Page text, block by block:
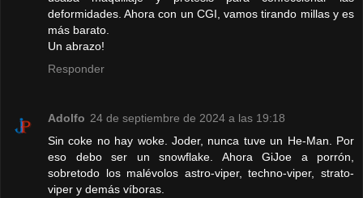
deformidades. Ahora con un CGI, vamos tirando millas y es
más barato.
Un abrazo!
Responder
Adolfo 24 de septiembre de 2024 a las 19:18
Sin coke no hay woke. Joder, nunca tuve un He-Man. Por
eso debo ser un snowflake. Ahora GiJoe a porrón,
sobretodo los malévolos astro-viper, techno-viper, strato-
viper y demás víboras.